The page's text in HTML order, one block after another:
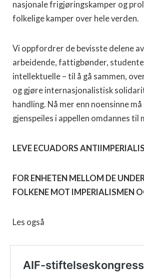
nasjonale frigjøringskamper og
folkelige kamper over hele verden.
Vi oppfordrer de bevisste delene
arbeidende, fattigbønder,
intellektuelle – til å gå sammen,
og gjøre internasjonalistisk
handling. Nå mer enn noensinne
gjenspeiles i appellen omdannes til
LEVE ECUADORS
FOR ENHETEN MELLOM DE
FOLKENE MOT IMPERIALISMEN
Les også